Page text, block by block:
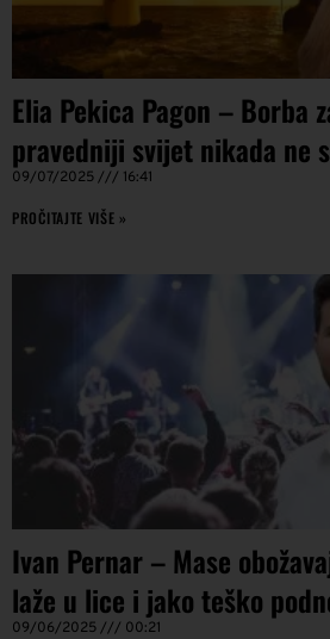
Elia Pekica Pagon – Borba
pravedniji svijet nikada ne
09/07/2025 16:41
PROČITAJTE VIŠE »
Ivan Pernar – Mase
laže u lice i jako teško
09/06/2025 00:21